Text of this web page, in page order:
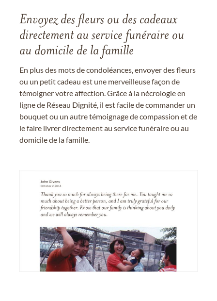
Envoyez des fleurs ou des cadeaux
directement au service funéraire ou
au domicile de la famille
En plus des mots de condoléances, envoyer des fleurs
ou un petit cadeau est une merveilleuse façon de
témoigner votre affection. Grâce à la nécrologie en
ligne de Réseau Dignité, il est facile de commander un
bouquet ou un autre témoignage de compassion et de
le faire livrer directement au service funéraire ou au
domicile de la famille.